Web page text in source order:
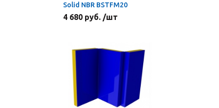
Solid NBR BSTFM20
4 680 руб. /шт